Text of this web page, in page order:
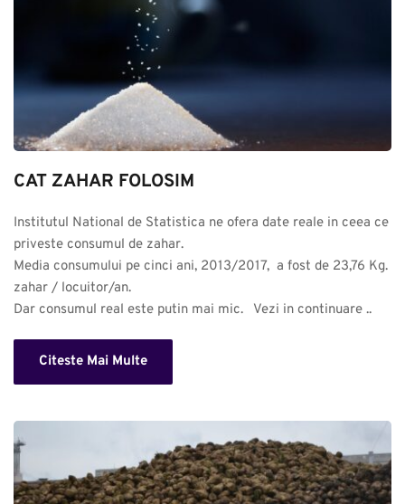
CAT ZAHAR FOLOSIM
Institutul National de Statistica ne ofera date reale in ceea ce
priveste consumul de zahar.
Media consumului pe cinci ani, 2013/2017,  a fost de 23,76 Kg.
zahar / locuitor/an.
Dar consumul real este putin mai mic.   Vezi in continuare ..
Citeste Mai Multe